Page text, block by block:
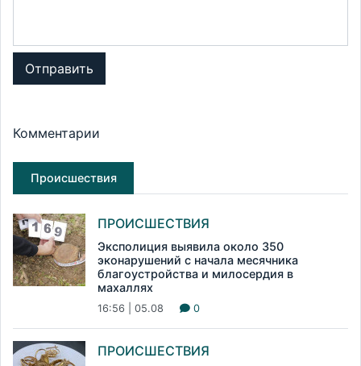
Отправить
Комментарии
Происшествия
ПРОИСШЕСТВИЯ
Эксполиция выявила около 350
эконарушений с начала месячника
благоустройства и милосердия в
махаллях
16:56 | 05.08 0
ПРОИСШЕСТВИЯ